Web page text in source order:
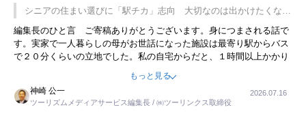
です。永井社長は、駐車場に都内ナンバーの高級外車が停まっている
ことに目をつけ、高級商品でも売れると確信したそうです。今回の記
事を懐かしく読みました。
シニアの住まい選びに「駅チカ」志向 大切なのは出かけたくなる
暮らし
編集長のひと言 ご寄稿ありがとうございます。身につまされる話で
す。実家で一人暮らしの母がお世話になった施設は最寄り駅からバス
で２０分くらいの立地でした。私の自宅からだと、１時間以上かかり
ました。母の住まいから近いという理由で、その施設を選択したので
すが、私と妹にとっては、半日仕事ででした。シニアの住まい選び
は、当人だけではなく、世話をする家族の足の便も考えない外池ない
と思いました。
もっと見る
神崎 公一
ツーリズムメディアサービス編集長 / ㈱ツーリンクス取締役
2026.07.16